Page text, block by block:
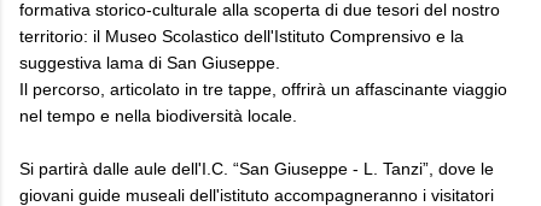
formativa storico-culturale alla scoperta di due tesori del nostro
territorio: il Museo Scolastico dell'Istituto Comprensivo e la
suggestiva lama di San Giuseppe.
Il percorso, articolato in tre tappe, offrirà un affascinante viaggio
nel tempo e nella biodiversità locale.
Si partirà dalle aule dell'I.C. “San Giuseppe - L. Tanzi”, dove le
giovani guide museali dell'istituto accompagneranno i visitatori